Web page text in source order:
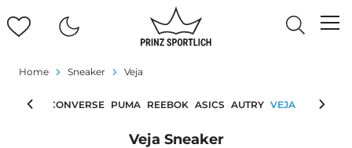
Home Sneaker Veja
JORDAN CONVERSE PUMA REEBOK ASICS AUTRY VEJA
Veja Sneaker